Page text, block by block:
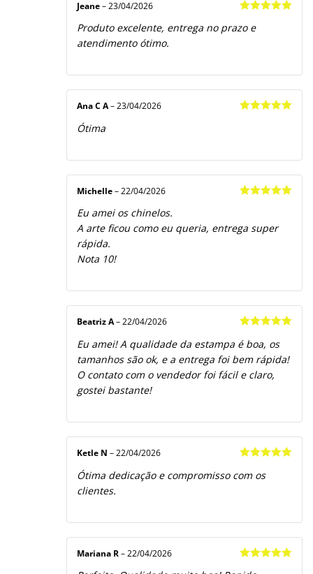
de 5
Jeane – 23/04/2026
Produto excelente, entrega no prazo e
atendimento ótimo.
Ana C A– 23/04/2026
Ótima
Michelle – 22/04/2026
Eu amei os chinelos.
A arte ficou como eu queria, entrega super
rápida.
Nota 10!
de 5
Beatriz A– 22/04/2026
Eu amei! A qualidade da estampa é boa, os
tamanhos são ok, e a entrega foi bem rápida!
O contato com o vendedor foi fácil e claro,
gostei bastante!
de 5
Ketle N – 22/04/2026
Ótima dedicação e compromisso com os
clientes.
Mariana R – 22/04/2026